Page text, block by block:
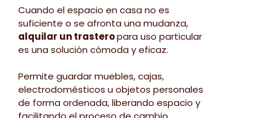
Cuando el espacio en casa no es
suficiente o se afronta una mudanza,
alquilar un trasteropara uso particular
es una solución cómoda y eficaz.
Permite guardar muebles, cajas,
electrodomésticos u objetos personales
de forma ordenada, liberando espacio y